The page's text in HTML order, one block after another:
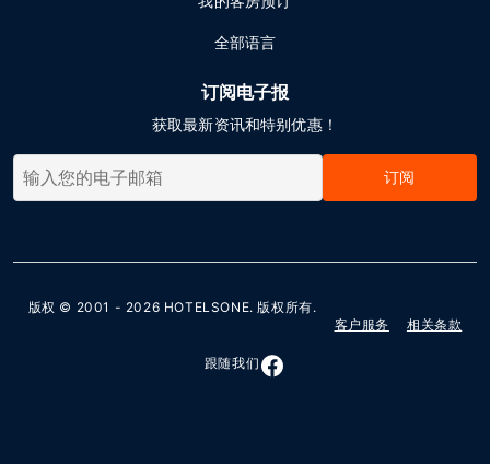
全部语言
订阅电子报
获取最新资讯和特别优惠！
订阅
版权 © 2001 - 2026 HOTELSONE. 版权所有.
客户服务
相关条款
跟随我们